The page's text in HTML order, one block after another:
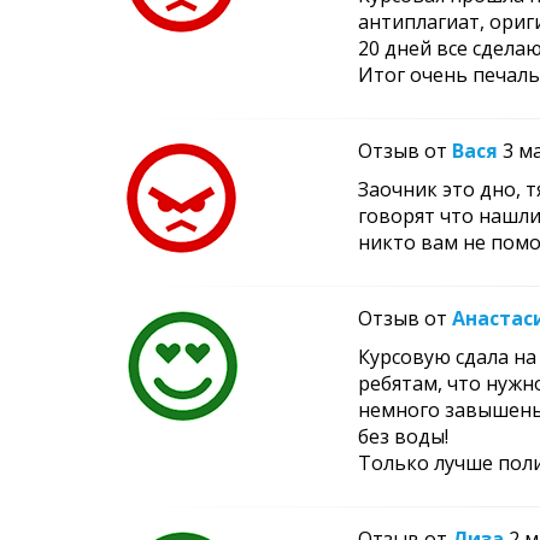
антиплагиат,
20 дней все
Итог очень
Отзыв от Вася 3
Заочник это дно,
говорят что
никто вам не
Отзыв от
Курсовую сдала
ребятам, что
немного
без воды!
Только лучше